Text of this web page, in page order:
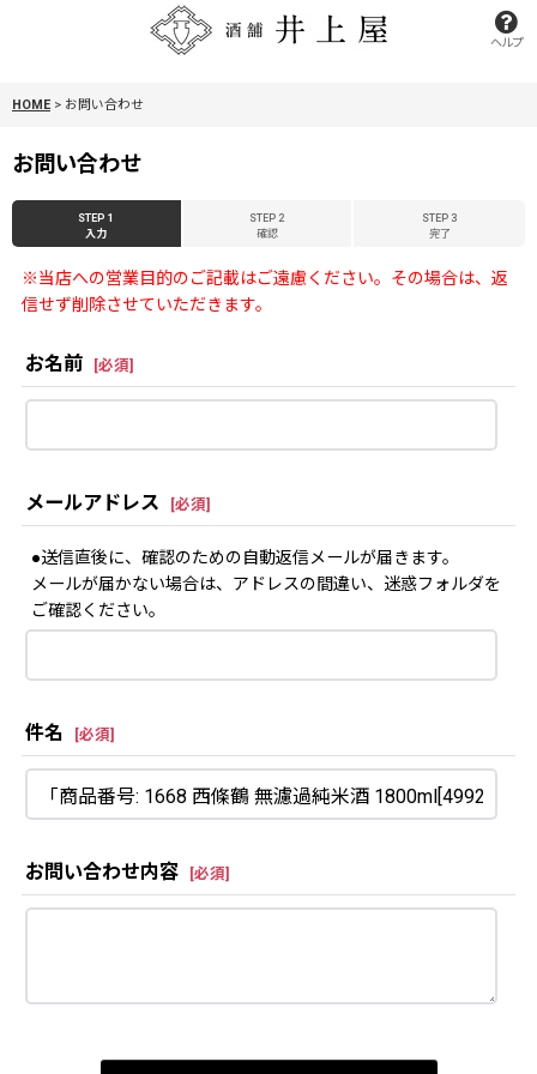
ヘルプ
HOME > お問い合わせ
お問い合わせ
STEP 1
入力
STEP 2
確認
STEP 3
完了
※当店への営業目的のご記載はご遠慮ください。その場合は、返
信せず削除させていただきます。
お名前 [必須]
メールアドレス [必須]
●送信直後に、確認のための自動返信メールが届きます。
メールが届かない場合は、アドレスの間違い、迷惑フォルダを
ご確認ください。
件名 [必須]
お問い合わせ内容 [必須]